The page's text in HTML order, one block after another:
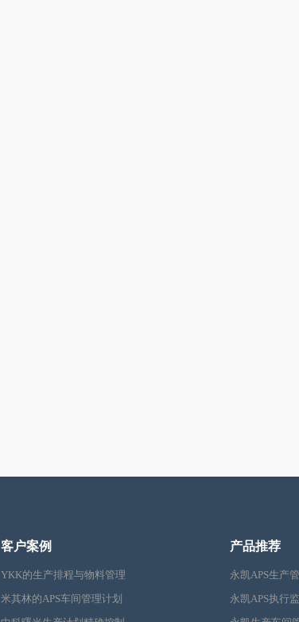
客户案例
YKK的生产排程与物料管理
米其林的APS车间管理计划
产品推荐
永凯APS生产
永凯APS执行